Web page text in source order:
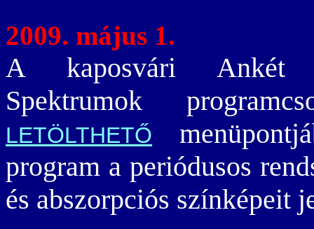
2009. május 1.
A kaposvári Ankét
Spektrumok
LETÖLTHETŐ
program a periódusos
és abszorpciós színképeit